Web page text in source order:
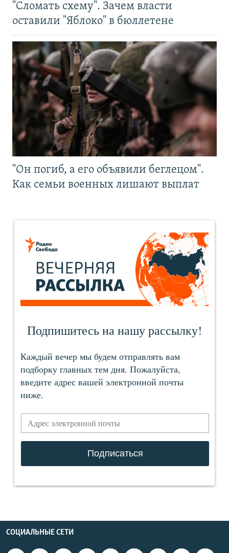
"Сломать схему". Зачем власти
оставили "Яблоко" в бюллетене
"Он погиб, а его объявили беглецом".
Как семьи военных лишают выплат
СОЦИАЛЬНЫЕ СЕТИ